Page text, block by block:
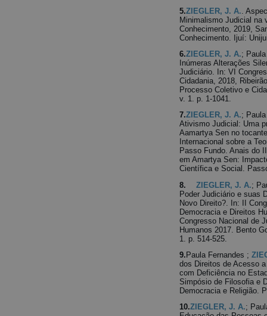
5.ZIEGLER, J. A..
Minimalismo Judicial na
Conhecimento, 2019,
Conhecimento. Ijuí:
6.ZIEGLER, J. A.;
Inúmeras Alterações
Judiciário. In: VI
Cidadania, 2018,
Processo Coletivo e
v. 1. p. 1-1041.
7.ZIEGLER, J. A.;
Ativismo Judicial: Uma
Aamartya Sen no
Internacional sobre a
Passo Fundo. Anais do
em Amartya Sen:
Científica e Social.
8.
ZIEGLER, J. A.;
Poder Judiciário e suas
Novo Direito?. In: II
Democracia e Direitos
Congresso Nacional de
Humanos 2017. Bento
1. p. 514-525.
9. Paula Fernandes ;
dos Direitos de Acesso
com Deficiência no
Simpósio de Filosofia e
Democracia e Religião.
10.ZIEGLER, J. A.;